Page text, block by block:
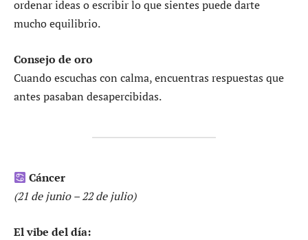
ordenar ideas o escribir lo que sientes puede darte
mucho equilibrio.
Consejo de oro
Cuando escuchas con calma, encuentras respuestas que
antes pasaban desapercibidas.
Cáncer
(21 de junio – 22 de julio)
El vibe del día: